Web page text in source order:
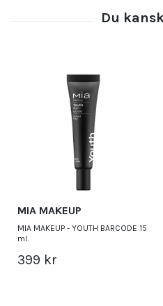
MIA MAKEUP
MIA MAKEUP - YOUTH BARCODE 15
ml.
399 kr